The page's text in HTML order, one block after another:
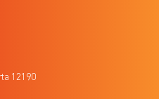
12190